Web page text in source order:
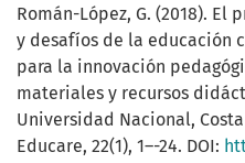
Román-López, G. (2018). El
y desafíos de la educación
para la innovación
materiales y recursos
Universidad Nacional,
Educare, 22(1), 1–-24. DOI: